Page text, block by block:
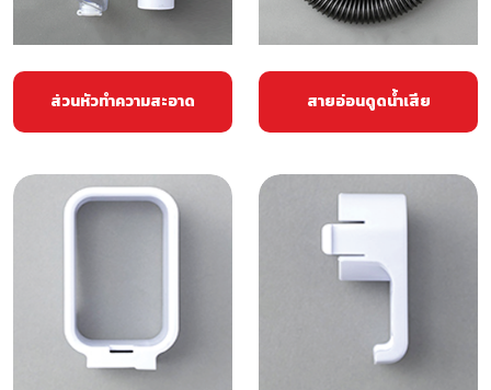
ส่วนหัวทำความสะอาด สายอ่อนดูดน้ำเสีย